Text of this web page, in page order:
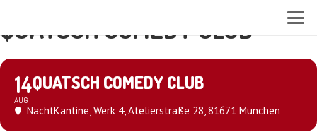
QUATSCH COMEDY CLUB
14
AUG
QUATSCH COMEDY CLUB
NachtKantine, Werk 4, Atelierstraße 28, 81671 München